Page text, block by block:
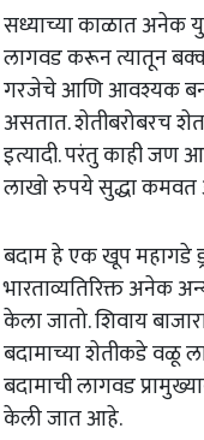
सध्याच्या काळात अनेक
लागवड करून त्यातून
गरजेचे आणि आवश्यक
असतात. शेतीबरोबरच
इत्यादी. परंतु काही जण
लाखो रुपये सुद्धा
बदाम हे एक खूप महागडे
भारताव्यतिरिक्त अनेक
केला जातो. शिवाय
बदामाच्या शेतीकडे वळू
बदामाची लागवड
केली जात आहे.